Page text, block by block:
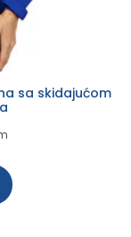
sa skidajućom